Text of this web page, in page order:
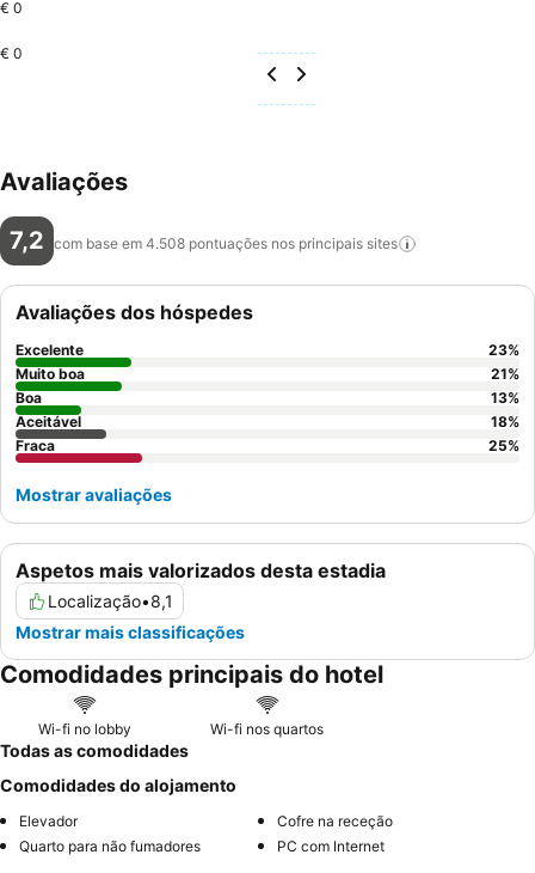
€ 0
€ 0
Avaliações
7,2 com base em 4.508 pontuações nos principais sites
Aspetos mais valorizados desta estadia
Localização•8,1
Mostrar mais classificações
Avaliações dos hóspedes
Excelente 23%
Muito boa
21%
Boa
13%
Aceitável
18%
Fraca
25%
Mostrar avaliações
Comodidades principais do hotel
Wi-fi no lobby Wi-fi nos quartos
Todas as comodidades
Comodidades do alojamento
Elevador
Cofre na receção
Quarto para não fumadores
PC com Internet